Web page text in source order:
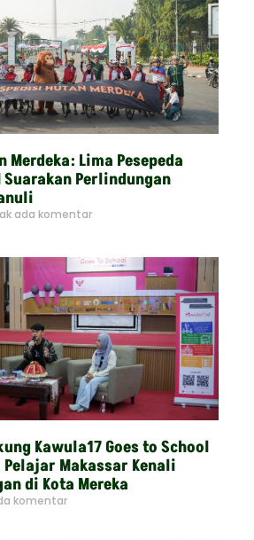
Merdeka: Lima Pesepeda
Suarakan Perlindungan
ada komentar
Kawula17 Goes to School
Makassar Kenali
di Kota Mereka
komentar